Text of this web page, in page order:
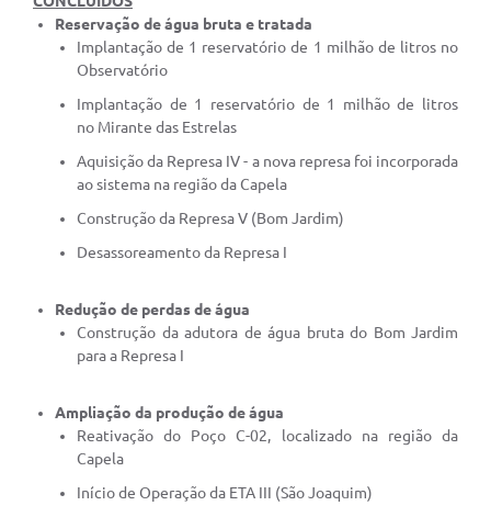
Reservação de água bruta e tratada
Implantação de 1 reservatório de 1 milhão de litros no
Observatório
Implantação de 1 reservatório de 1 milhão de litros
no Mirante das Estrelas
Aquisição da Represa IV - a nova represa foi incorporada
ao sistema na região da Capela
Construção da Represa V (Bom Jardim)
Desassoreamento da Represa I
Redução de perdas de água
Construção da adutora de água bruta do Bom Jardim
para a Represa I
Ampliação da produção de água
Reativação do Poço C-02, localizado na região da
Capela
Início de Operação da ETA III (São Joaquim)